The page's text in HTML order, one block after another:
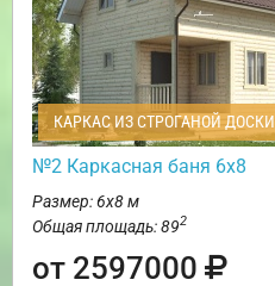
КАРКАС ИЗ СТРОГАНОЙ ДОСКИ
№2 Каркасная баня 6х8
Размер: 6х8 м
Общая площадь: 892
от 2597000